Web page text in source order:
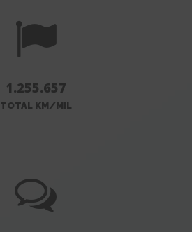
1.255.657
TOTAL KM/MIL